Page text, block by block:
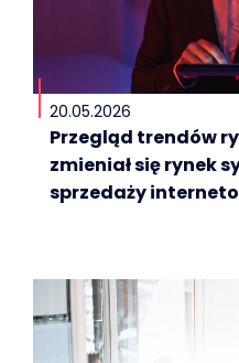
20.05.2026
Przegląd trendów
zmieniał się rynek
sprzedaży